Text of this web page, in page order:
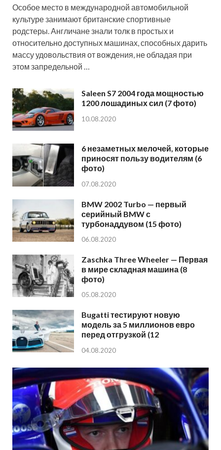
Особое место в международной автомобильной
культуре занимают британские спортивные
родстеры. Англичане знали толк в простых и
относительно доступных машинах, способных дарить
массу удовольствия от вождения, не обладая при
этом запредельной …
Saleen S7 2004 года мощностью
1200 лошадиных сил (7 фото)
10.08.2020
6 незаметных мелочей, которые
приносят пользу водителям (6
фото)
07.08.2020
BMW 2002 Turbo — первый
серийный BMW с
турбонаддувом (15 фото)
06.08.2020
Zaschka Three Wheeler — Первая
в мире складная машина (8
фото)
05.08.2020
Bugatti тестируют новую
модель за 5 миллионов евро
перед отгрузкой (12
04.08.2020